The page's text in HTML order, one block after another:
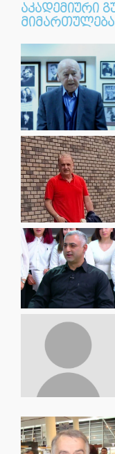
აკადემიური
მიმართულება